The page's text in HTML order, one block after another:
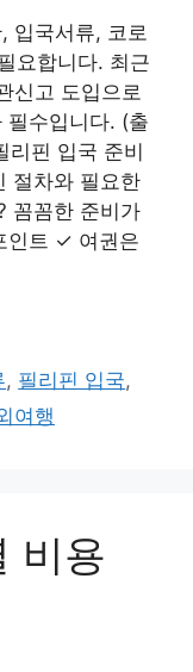
입국서류, 코로
요합니다. 최근
신고 도입으로
필수입니다. (출
리핀 입국 준비
절차와 필요한
꼼꼼한 준비가
인트 ✓ 여권은
, 필리핀 입국,
여행
비용